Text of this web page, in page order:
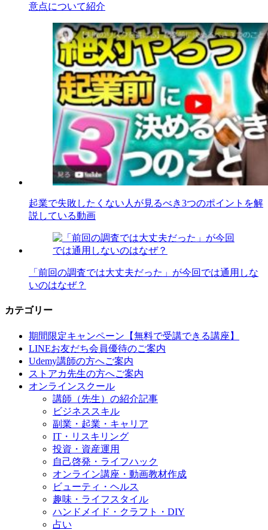
意点について紹介
起業で失敗したくない人が見るべき3つのポイントを解
説している動画
「前回の調査では大丈夫だった」が今回では通用しな
いのはなぜ？
カテゴリー
期間限定キャンペーン【無料で受講できる講座】
LINEお友だち会員優待のご案内
Udemy講師の方へご案内
ストアカ先生の方へご案内
オンラインスクール
講師（先生）の紹介記事
ビジネススキル
副業・起業・キャリア
IT・リスキリング
投資・資産運用
自己啓発・ライフハック
オンライン講座・動画教材作成
ビューティ・ヘルス
趣味・ライフスタイル
ハンドメイド・クラフト・DIY
占い